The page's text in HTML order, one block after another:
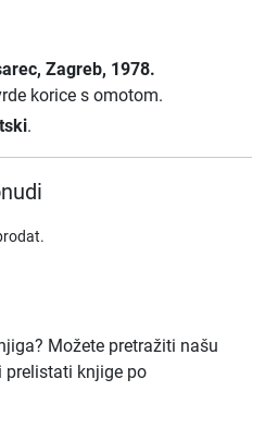
, Zagreb, 1978.
korice s omotom.
.
Možete pretražiti našu
prelistati knjige po